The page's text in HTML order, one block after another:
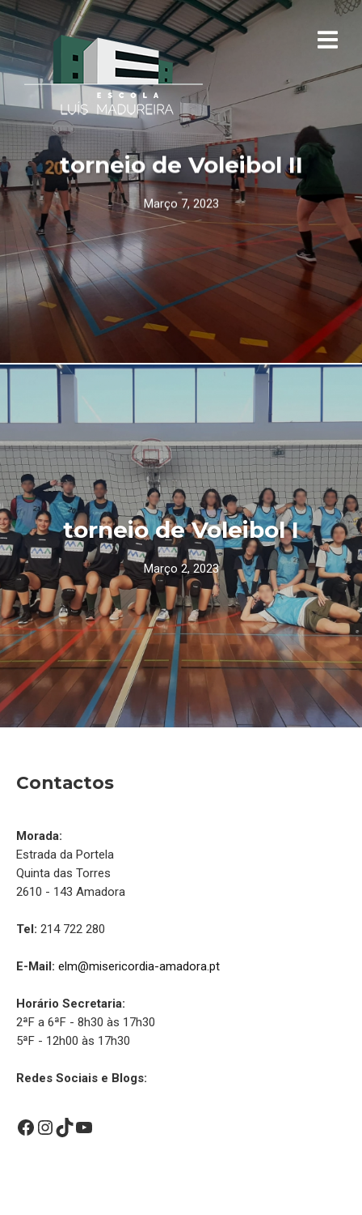
torneio de Voleibol II
Março 7, 2023
torneio de Voleibol I
Março 2, 2023
Contactos
Morada:
Estrada da Portela
Quinta das Torres
2610 - 143 Amadora
Tel: 214 722 280
E-Mail: elm@misericordia-amadora.pt
Horário Secretaria:
2ªF a 6ªF - 8h30 às 17h30
5ªF - 12h00 às 17h30
Redes Sociais e Blogs:
Facebook
Instagram
TikTok
YouTube